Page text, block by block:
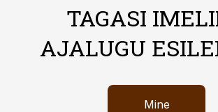
TAGASI
AJALUGU
Mine